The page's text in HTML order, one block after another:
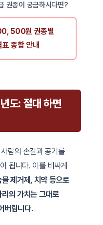
권종이 궁금하시다면?
500원 권종별
종합 안내
도: 절대 하면
람의 손길과 공기를
됩니다. 이를 비싸게
제거제, 치약 등으로
의 가치는 그대로
버립니다.